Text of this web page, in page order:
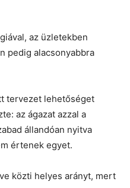
az üzletekben
pedig alacsonyabbra
tervezet lehetőséget
az ágazat azzal a
állandóan nyitva
értenek egyet.
közti helyes arányt, mert